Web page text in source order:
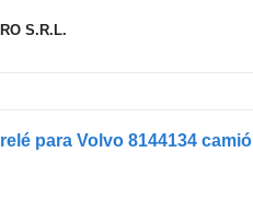
S.R.L.
para Volvo 8144134